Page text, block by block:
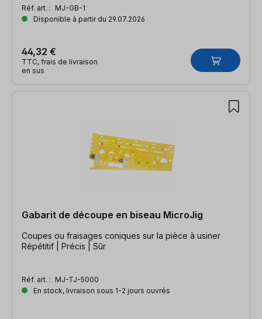
Réf. art. : MJ-GB-1
Disponible à partir du 29.07.2026
44,32 €
TTC, frais de livraison
en sus
Gabarit de découpe en biseau MicroJig
Coupes ou fraisages coniques sur la pièce à usiner
Répétitif | Précis | Sûr
Réf. art. : MJ-TJ-5000
En stock, livraison sous 1-2 jours ouvrés